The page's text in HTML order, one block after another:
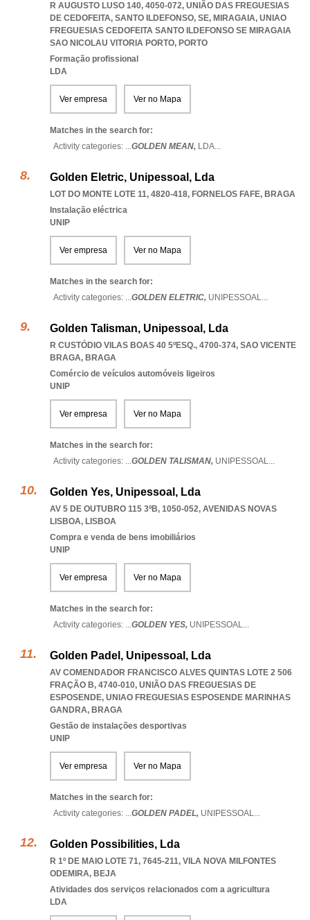
R AUGUSTO LUSO 140, 4050-072, UNIÃO DAS FREGUESIAS
DE CEDOFEITA, SANTO ILDEFONSO, SE, MIRAGAIA, UNIAO
FREGUESIAS CEDOFEITA SANTO ILDEFONSO SE MIRAGAIA
SAO NICOLAU VITORIA PORTO, PORTO
Formação profissional
LDA
Ver empresa Ver no Mapa
Matches in the search for:
Activity categories: ...GOLDEN MEAN, LDA...
Golden Eletric, Unipessoal, Lda
LOT DO MONTE LOTE 11, 4820-418, FORNELOS FAFE, BRAGA
Instalação eléctrica
UNIP
Ver empresa Ver no Mapa
Matches in the search for:
Activity categories: ...GOLDEN ELETRIC, UNIPESSOAL...
Golden Talisman, Unipessoal, Lda
R CUSTÓDIO VILAS BOAS 40 5ºESQ., 4700-374, SAO VICENTE
BRAGA, BRAGA
Comércio de veículos automóveis ligeiros
UNIP
Ver empresa Ver no Mapa
Matches in the search for:
Activity categories: ...GOLDEN TALISMAN, UNIPESSOAL...
Golden Yes, Unipessoal, Lda
AV 5 DE OUTUBRO 115 3ºB, 1050-052, AVENIDAS NOVAS
LISBOA, LISBOA
Compra e venda de bens imobiliários
UNIP
Ver empresa Ver no Mapa
Matches in the search for:
Activity categories: ...GOLDEN YES, UNIPESSOAL...
Golden Padel, Unipessoal, Lda
AV COMENDADOR FRANCISCO ALVES QUINTAS LOTE 2 506
FRAÇÃO B, 4740-010, UNIÃO DAS FREGUESIAS DE
ESPOSENDE, UNIAO FREGUESIAS ESPOSENDE MARINHAS
GANDRA, BRAGA
Gestão de instalações desportivas
UNIP
Ver empresa Ver no Mapa
Matches in the search for:
Activity categories: ...GOLDEN PADEL, UNIPESSOAL...
Golden Possibilities, Lda
R 1º DE MAIO LOTE 71, 7645-211, VILA NOVA MILFONTES
ODEMIRA, BEJA
Atividades dos serviços relacionados com a agricultura
LDA